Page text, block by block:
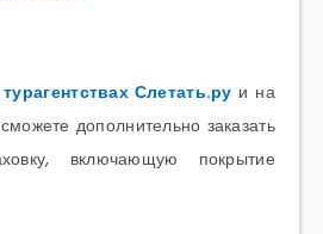
турагентствах Слетать.ру и на
дополнительно заказать
включающую покрытие